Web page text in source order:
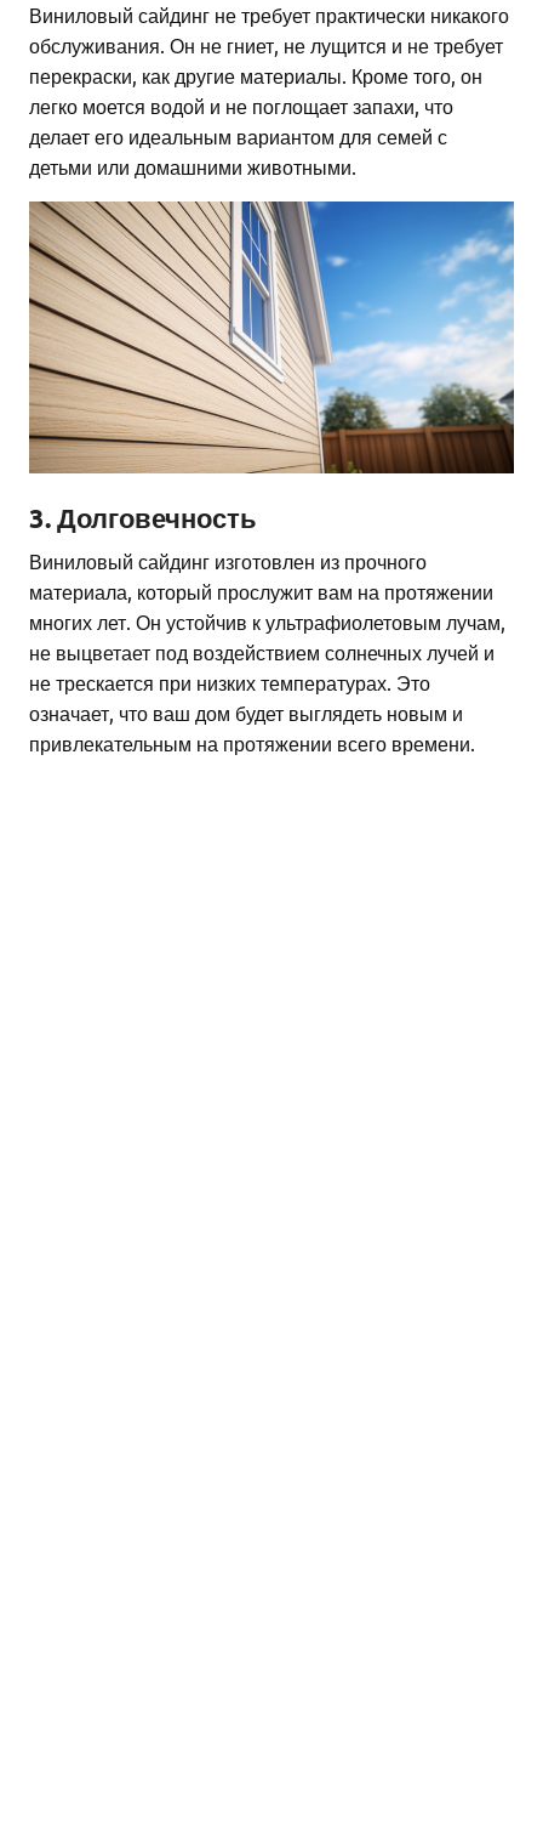
Виниловый сайдинг не требует практически никакого
обслуживания. Он не гниет, не лущится и не требует
перекраски, как другие материалы. Кроме того, он
легко моется водой и не поглощает запахи, что
делает его идеальным вариантом для семей с
детьми или домашними животными.
3. Долговечность
Виниловый сайдинг изготовлен из прочного
материала, который прослужит вам на протяжении
многих лет. Он устойчив к ультрафиолетовым лучам,
не выцветает под воздействием солнечных лучей и
не трескается при низких температурах. Это
означает, что ваш дом будет выглядеть новым и
привлекательным на протяжении всего времени.